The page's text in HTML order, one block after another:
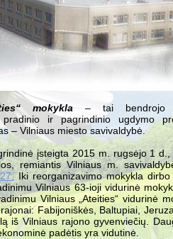
mokykla– tai bendrojo
pradinio ir pagrindinio ugdymo
– Vilniaus miesto savivaldybė.
įsteigta 2015 m. rugsėjo 1 d.,
remiantis Vilniaus m.
Iki reorganizavimo mokykla
Vilniaus 63-ioji vidurinė
Vilniaus „Ateities“ vidurinė
Fabijoniškės, Baltupiai,
iš Vilniaus rajono gyvenviečių.
padėtis yra vidutinė.